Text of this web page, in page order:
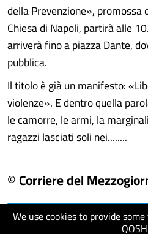
We use cookies to provide
della Prevenzione», promossa
Chiesa di Napoli, partirà alle
arriverà fino a piazza Dante,
pubblica.
Il titolo è già un manifesto:
violenze». E dentro quella
le camorre, le armi, la
ragazzi lasciati soli nei........
© Corriere del
visit